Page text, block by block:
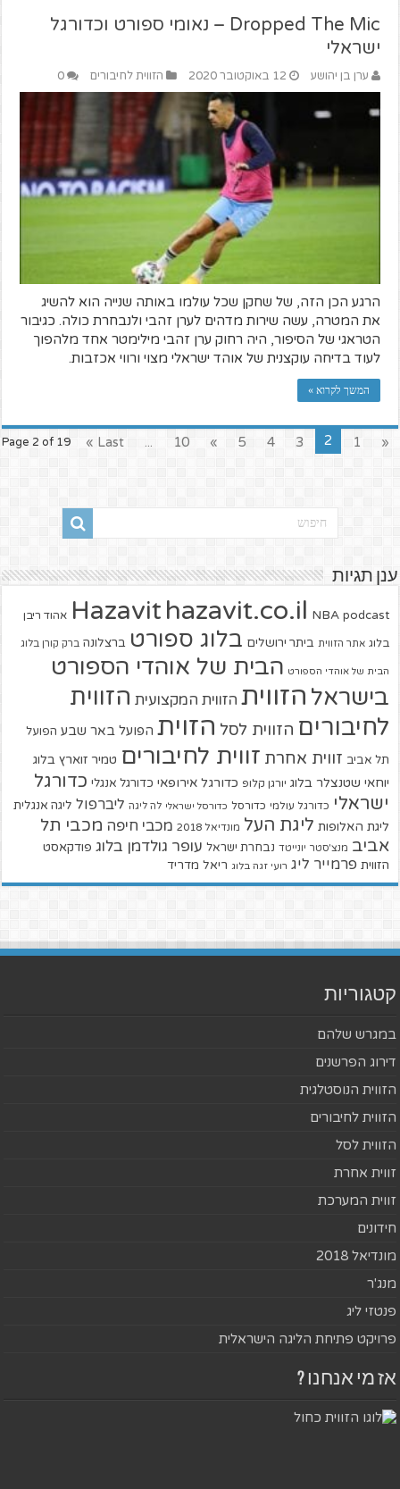
Dropped The Mic – נאומי ספורט וכדורגל
ישראלי
ערן בן יהושע 12 באוקטובר 2020 הזווית לחיבורים 0
הרגע הכן הזה, של שחקן שכל עולמו באותה שנייה הוא להשיג
את המטרה, עשה שירות מדהים לערן זהבי ולנבחרת כולה. כגיבור
הטראגי של הסיפור, היה רחוק ערן זהבי מילימטר אחד מלהפוך
לעוד בדיחה עוקצנית של אוהד ישראלי מצוי ורווי אכזבות.
המשך לקרוא »
Page 2 of 19 «
1
2
3
4
5
»
10
...
Last »
ענן תגיות
Hazavit hazavit.co.il NBA podcast אהוד ריבן
בלוג אתר הזווית ביתר ירושלים בלוג ספורט ברצלונה ברק קורן בלוג
הבית של אוהדי הספורט הבית של אוהדי הספורט
בישראל הזווית הזווית המקצועית הזווית
לחיבורים הזווית לסל הזוית הפועל באר שבע הפועל
תל אביב זווית אחרת זווית לחיבורים טמיר זוארץ בלוג
יוחאי שטנצלר בלוג יורגן קלופ כדורגל אירופאי כדורגל אנגלי כדורגל
ישראלי כדורגל עולמי כדורסל כדורסל ישראלי לה ליגה ליברפול ליגה אנגלית
ליגת האלופות ליגת העל מונדיאל 2018 מכבי חיפה מכבי תל
אביב מנצ'סטר יונייטד נבחרת ישראל עופר גולדמן בלוג פודקאסט
הזווית פרמייר ליג רועי זגה בלוג ריאל מדריד
קטגוריות
במגרש שלהם
דירוג הפרשנים
הזווית הנוסטלגית
הזווית לחיבורים
הזווית לסל
זווית אחרת
זווית המערכת
חידונים
מונדיאל 2018
מנג'ר
פנטזי ליג
פרויקט פתיחת הליגה הישראלית
אז מי אנחנו ?